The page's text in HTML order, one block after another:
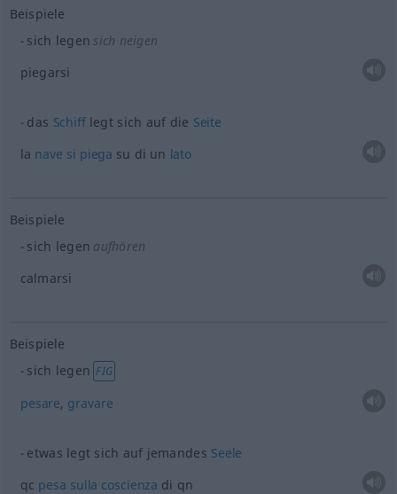
Beispiele
sich legen sich neigen
piegarsi
das Schifflegt sich auf die Seite
la nave si piega su di un lato
Beispiele
sich legen aufhören
calmarsi
Beispiele
sich legen FIG
pesare, gravare
etwas legt sich auf jemandes Seele
qc pesa sulla coscienza di qn